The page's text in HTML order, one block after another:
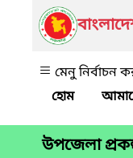
মেনু নির্বাচন
উপজেলা